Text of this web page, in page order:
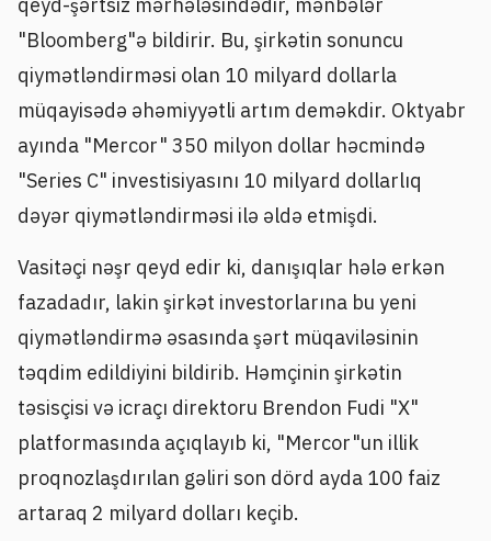
"Bloomberg"ə bildirir. Bu, şirkətin sonuncu
qiymətləndirməsi olan 10 milyard dollarla
müqayisədə əhəmiyyətli artım deməkdir. Oktyabr
ayında "Mercor" 350 milyon dollar həcmində
"Series C" investisiyasını 10 milyard dollarlıq
dəyər qiymətləndirməsi ilə əldə etmişdi.
Vasitəçi nəşr qeyd edir ki, danışıqlar hələ erkən
fazadadır, lakin şirkət investorlarına bu yeni
qiymətləndirmə əsasında şərt müqaviləsinin
təqdim edildiyini bildirib. Həmçinin şirkətin
təsisçisi və icraçı direktoru Brendon Fudi "X"
platformasında açıqlayıb ki, "Mercor"un illik
proqnozlaşdırılan gəliri son dörd ayda 100 faiz
artaraq 2 milyard dolları keçib.